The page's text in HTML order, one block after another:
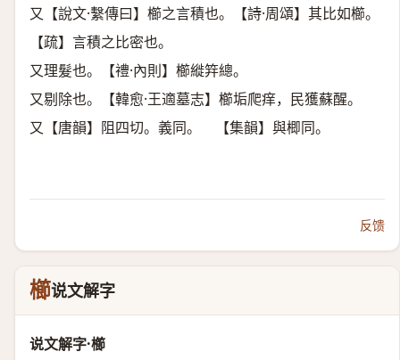
又【說文·繫傳曰】櫛之言積也。【詩·周頌】其比如櫛。
【疏】言積之比密也。
又理髮也。【禮·內則】櫛縰筓總。
又剔除也。【韓愈·王適墓志】櫛垢爬痒，民獲蘇醒。
又【唐韻】阻四切。義同。 【集韻】與楖同。
反馈
櫛说文解字
说文解字·櫛